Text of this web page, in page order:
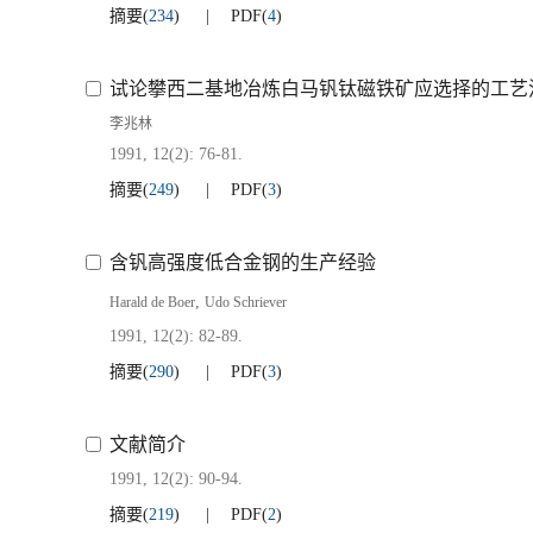
摘要(234) PDF(4)
试论攀西二基地冶炼白马钒钛磁铁矿应选择的工艺
李兆林
1991, 12(2): 76-81.
摘要(249) PDF(3)
含钒高强度低合金钢的生产经验
Harald de Boer, Udo Schriever
1991, 12(2): 82-89.
摘要(290) PDF(3)
文献简介
1991, 12(2): 90-94.
摘要(219) PDF(2)